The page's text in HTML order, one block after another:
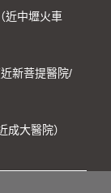
近中壢火車
新菩提醫院/
大醫院）